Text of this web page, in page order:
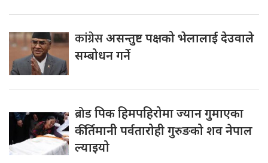
कांग्रेसअसन्तुष्ट पक्षको भेलालाई देउवाले
सम्बोधन गर्ने
ब्रोडपिक हिमपहिरोमा ज्यान गुमाएका
कीर्तिमानी पर्वतारोही गुरुङको शव नेपाल
ल्याइयो